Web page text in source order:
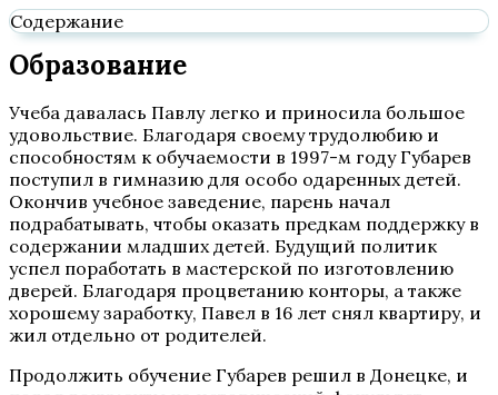
Содержание
Образование
Учеба давалась Павлу легко и приносила большое
удовольствие. Благодаря своему трудолюбию и
способностям к обучаемости в 1997-м году Губарев
поступил в гимназию для особо одаренных детей.
Окончив учебное заведение, парень начал
подрабатывать, чтобы оказать предкам поддержку в
содержании младших детей. Будущий политик
успел поработать в мастерской по изготовлению
дверей. Благодаря процветанию конторы, а также
хорошему заработку, Павел в 16 лет снял квартиру, и
жил отдельно от родителей.
Продолжить обучение Губарев решил в Донецке, и